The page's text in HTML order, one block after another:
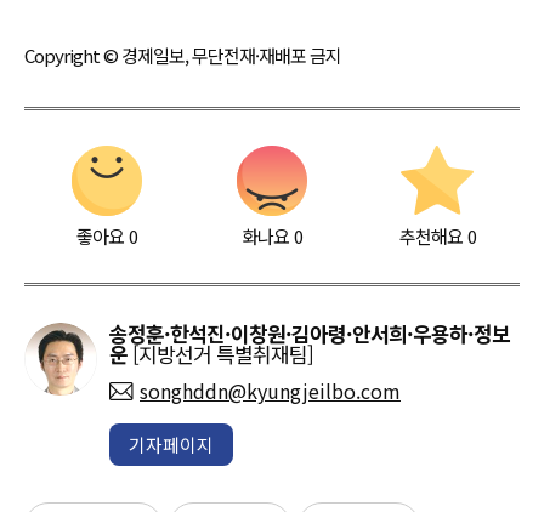
Copyright © 경제일보, 무단전재·재배포 금지
좋아요0 화나요0 추천해요 0
송정훈·한석진·이창원·김아령·안서희·우용하·정보
운[지방선거 특별취재팀]
songhddn@kyungjeilbo.com
기자페이지